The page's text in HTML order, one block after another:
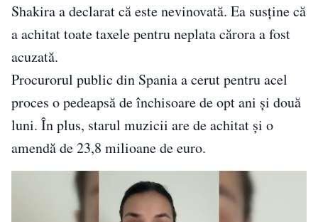
Shakira a declarat că este nevinovată. Ea susține că
a achitat toate taxele pentru neplata cărora a fost
acuzată.
Procurorul public din Spania a cerut pentru acel
proces o pedeapsă de închisoare de opt ani şi două
luni. În plus, starul muzicii are de achitat şi o
amendă de 23,8 milioane de euro.